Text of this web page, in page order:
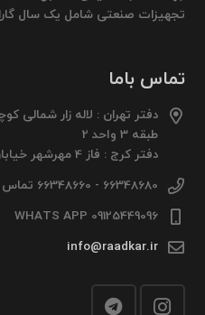
تجهیزات صنعتی شامل یک سال
تماس باما
دفتر تهران : لاله زار شمالی
طبقه 3 واحد 2
دفتر کرج : فاز 4 مهرشهر خیابان 411 شرقی پلاک 114 واحد 1
66348680 - 66348660 تماس از 8 صبح تا 6 شب
09125449096 WHATS APP
info@raadkar.ir